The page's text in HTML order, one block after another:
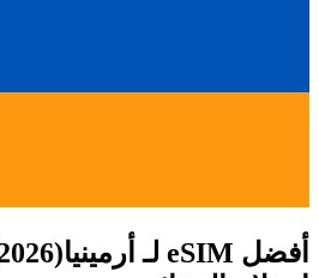
أفضل eSIM لـ أرمينيا